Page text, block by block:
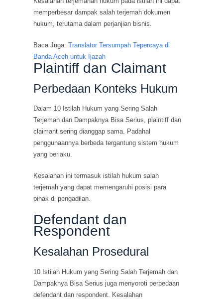
memperbesar dampak salah terjemah dokumen
hukum, terutama dalam perjanjian bisnis.
Baca Juga:Translator Tersumpah Tepercaya di
Banda Aceh untuk Ijazah
Plaintiff dan Claimant
Perbedaan Konteks Hukum
Dalam 10 Istilah Hukum yang Sering Salah
Terjemah dan Dampaknya Bisa Serius, plaintiff dan
claimant sering dianggap sama. Padahal
penggunaannya berbeda tergantung sistem hukum
yang berlaku.
Kesalahan ini termasuk istilah hukum salah
terjemah yang dapat memengaruhi posisi para
pihak di pengadilan.
Defendant dan
Respondent
Kesalahan Prosedural
10 Istilah Hukum yang Sering Salah Terjemah dan
Dampaknya Bisa Serius juga menyoroti perbedaan
defendant dan respondent. Kesalahan